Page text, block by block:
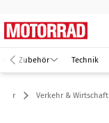
Zubehör Technik
Verkehr & Wirtschaft